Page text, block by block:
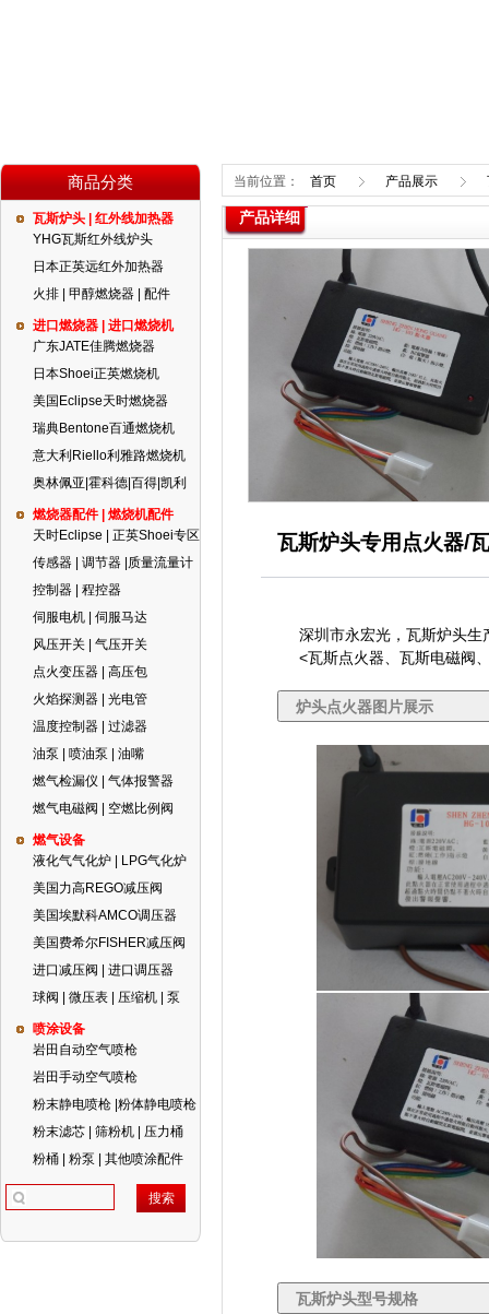
商品分类
瓦斯炉头 | 红外线加热器
YHG瓦斯红外线炉头
日本正英远红外加热器
火排 | 甲醇燃烧器 | 配件
进口燃烧器 | 进口燃烧机
广东JATE佳腾燃烧器
日本Shoei正英燃烧机
美国Eclipse天时燃烧器
瑞典Bentone百通燃烧机
意大利Riello利雅路燃烧机
奥林佩亚|霍科德|百得|凯利
燃烧器配件 | 燃烧机配件
天时Eclipse | 正英Shoei专区
传感器 | 调节器 |质量流量计
控制器 | 程控器
伺服电机 | 伺服马达
风压开关 | 气压开关
点火变压器 | 高压包
火焰探测器 | 光电管
温度控制器 | 过滤器
油泵 | 喷油泵 | 油嘴
燃气检漏仪 | 气体报警器
燃气电磁阀 | 空燃比例阀
燃气设备
液化气气化炉 | LPG气化炉
美国力高REGO减压阀
美国埃默科AMCO调压器
美国费希尔FISHER减压阀
进口减压阀 | 进口调压器
球阀 | 微压表 | 压缩机 | 泵
喷涂设备
岩田自动空气喷枪
岩田手动空气喷枪
粉末静电喷枪 |粉体静电喷枪
粉末滤芯 | 筛粉机 | 压力桶
粉桶 | 粉泵 | 其他喷涂配件
当前位置： 首页 产品展示
产品详细
瓦斯炉头专用点火器/
深圳市永宏光，瓦斯炉头
<瓦斯点火器、瓦斯电磁阀
炉头点火器图片展示
瓦斯炉头型号规格